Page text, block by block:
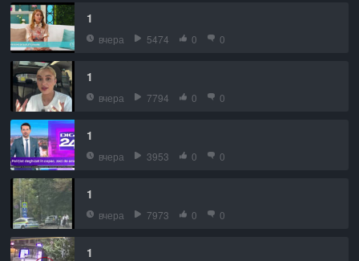
1
вчера 5474 0 0
1
вчера 7794 0 0
1
вчера 3953 0 0
1
вчера 7973 0 0
1